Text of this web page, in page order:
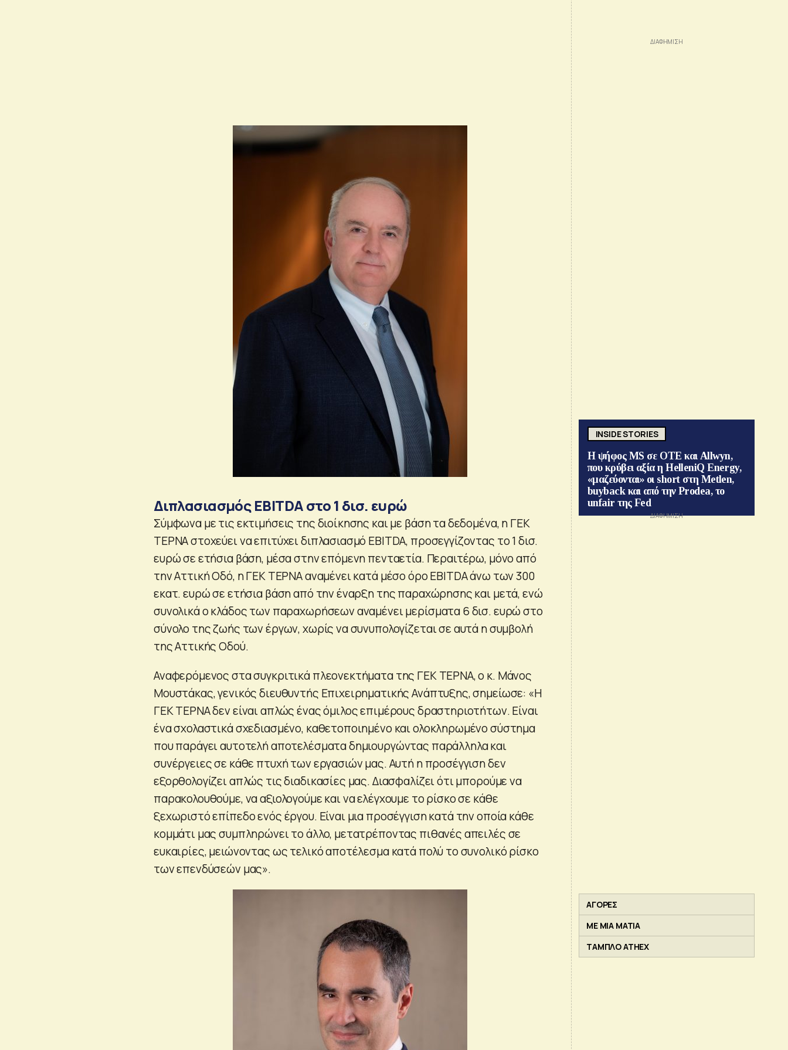
Διπλασιασμός EBITDA στο 1 δισ. ευρώ
Σύμφωνα με τις εκτιμήσεις της διοίκησης και με βάση τα δεδομένα, η ΓΕΚ
ΤΕΡΝΑ στοχεύει να επιτύχει διπλασιασμό EBITDA, προσεγγίζοντας το 1 δισ.
ευρώ σε ετήσια βάση, μέσα στην επόμενη πενταετία. Περαιτέρω, μόνο από
την Αττική Οδό, η ΓΕΚ ΤΕΡΝΑ αναμένει κατά μέσο όρο EBITDA άνω των 300
εκατ. ευρώ σε ετήσια βάση από την έναρξη της παραχώρησης και μετά, ενώ
συνολικά ο κλάδος των παραχωρήσεων αναμένει μερίσματα 6 δισ. ευρώ στο
σύνολο της ζωής των έργων, χωρίς να συνυπολογίζεται σε αυτά η συμβολή
της Αττικής Οδού.
Αναφερόμενος στα συγκριτικά πλεονεκτήματα της ΓΕΚ ΤΕΡΝΑ, ο κ. Μάνος
Μουστάκας, γενικός διευθυντής Επιχειρηματικής Ανάπτυξης, σημείωσε: «Η
ΓΕΚ ΤΕΡΝΑ δεν είναι απλώς ένας όμιλος επιμέρους δραστηριοτήτων. Είναι
ένα σχολαστικά σχεδιασμένο, καθετοποιημένο και ολοκληρωμένο σύστημα
που παράγει αυτοτελή αποτελέσματα δημιουργώντας παράλληλα και
συνέργειες σε κάθε πτυχή των εργασιών μας. Αυτή η προσέγγιση δεν
εξορθολογίζει απλώς τις διαδικασίες μας. Διασφαλίζει ότι μπορούμε να
παρακολουθούμε, να αξιολογούμε και να ελέγχουμε το ρίσκο σε κάθε
ξεχωριστό επίπεδο ενός έργου. Είναι μια προσέγγιση κατά την οποία κάθε
κομμάτι μας συμπληρώνει το άλλο, μετατρέποντας πιθανές απειλές σε
ευκαιρίες, μειώνοντας ως τελικό αποτέλεσμα κατά πολύ το συνολικό ρίσκο
των επενδύσεών μας».
INSIDE STORIES
Η ψήφος MS σε ΟΤΕ και Allwyn,
που κρύβει αξία η HelleniQ Energy,
«μαζεύονται» οι short στη Metlen,
buyback και από την Prodea, το
unfair της Fed
ΑΓΟΡΕΣ
ΜΕ ΜΙΑ ΜΑΤΙΑ
ΤΑΜΠΛΟ ATHEX